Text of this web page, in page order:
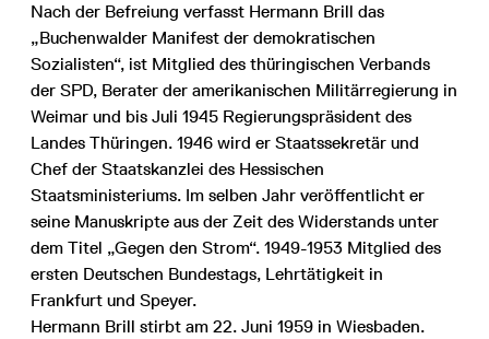
Nach der Befreiung verfasst Hermann Brill das
„Buchenwalder Manifest der demokratischen
Sozialisten“, ist Mitglied des thüringischen Verbands
der SPD, Berater der amerikanischen Militärregierung in
Weimar und bis Juli 1945 Regierungspräsident des
Landes Thüringen. 1946 wird er Staatssekretär und
Chef der Staatskanzlei des Hessischen
Staatsministeriums. Im selben Jahr veröffentlicht er
seine Manuskripte aus der Zeit des Widerstands unter
dem Titel „Gegen den Strom“. 1949-1953 Mitglied des
ersten Deutschen Bundestags, Lehrtätigkeit in
Frankfurt und Speyer.
Hermann Brill stirbt am 22. Juni 1959 in Wiesbaden.